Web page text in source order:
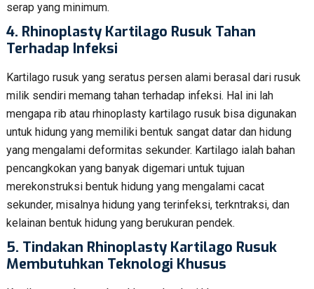
serap yang minimum.
4. Rhinoplasty Kartilago Rusuk Tahan
Terhadap Infeksi
Kartilago rusuk yang seratus persen alami berasal dari rusuk
milik sendiri memang tahan terhadap infeksi. Hal ini lah
mengapa rib atau rhinoplasty kartilago rusuk bisa digunakan
untuk hidung yang memiliki bentuk sangat datar dan hidung
yang mengalami deformitas sekunder. Kartilago ialah bahan
pencangkokan yang banyak digemari untuk tujuan
merekonstruksi bentuk hidung yang mengalami cacat
sekunder, misalnya hidung yang terinfeksi, terkntraksi, dan
kelainan bentuk hidung yang berukuran pendek.
5. Tindakan Rhinoplasty Kartilago Rusuk
Membutuhkan Teknologi Khusus